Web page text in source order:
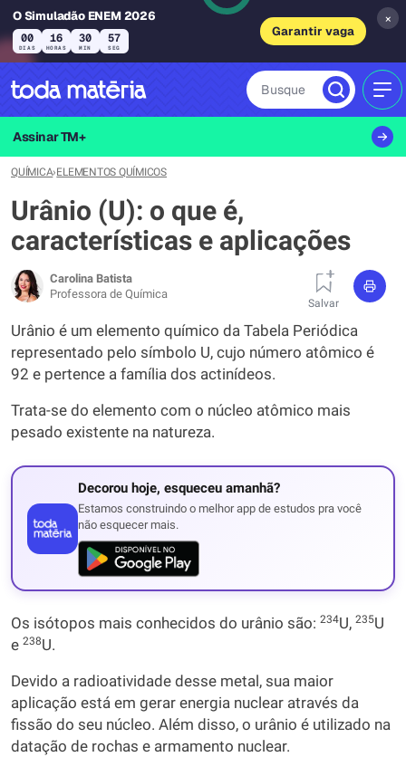
O Simuladão ENEM 2026
00
DIAS
16
HORAS
30
MIN
56
SEG
Garantir vaga
×
Busque
Assinar TM+
QUÍMICA›ELEMENTOS QUÍMICOS
Urânio (U): o que é,
características e aplicações
Carolina Batista
Professora de Química
Salvar
Urânio é um elemento químico da Tabela Periódica
representado pelo símbolo U, cujo número atômico é
92 e pertence a família dos actinídeos.
Trata-se do elemento com o núcleo atômico mais
pesado existente na natureza.
Decorou hoje, esqueceu amanhã?
Estamos construindo o melhor app de estudos pra você
não esquecer mais.
Os isótopos mais conhecidos do urânio são: 234U, 235U
e 238U.
Devido a radioatividade desse metal, sua maior
aplicação está em gerar energia nuclear através da
fissão do seu núcleo. Além disso, o urânio é utilizado na
datação de rochas e armamento nuclear.